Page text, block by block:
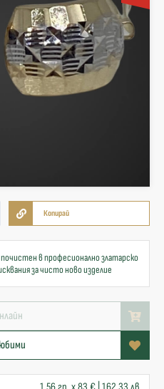
Копирай
в професионално златарско
за чисто ново изделие